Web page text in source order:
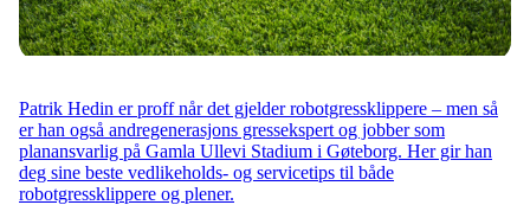
Patrik Hedin er proff når det gjelder robotgressklippere – men så
er han også andregenerasjons gressekspert og jobber som
planansvarlig på Gamla Ullevi Stadium i Gøteborg. Her gir han
deg sine beste vedlikeholds- og servicetips til både
robotgressklippere og plener.